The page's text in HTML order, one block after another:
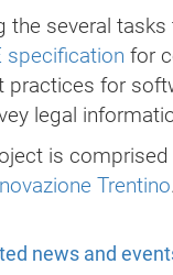
the several
specification for
practices for
legal
is
Trentino
news and